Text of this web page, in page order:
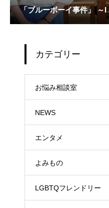
「ブルーボーイ事件」 ～
カテゴリー
お悩み相談室
NEWS
エンタメ
よみもの
LGBTQフレンドリー